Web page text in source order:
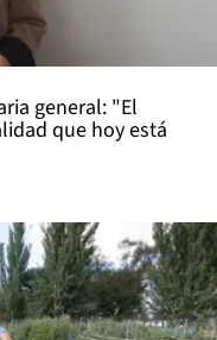
general: "El
que hoy está